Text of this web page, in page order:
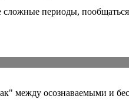
периоды,
между осознаваемыми и